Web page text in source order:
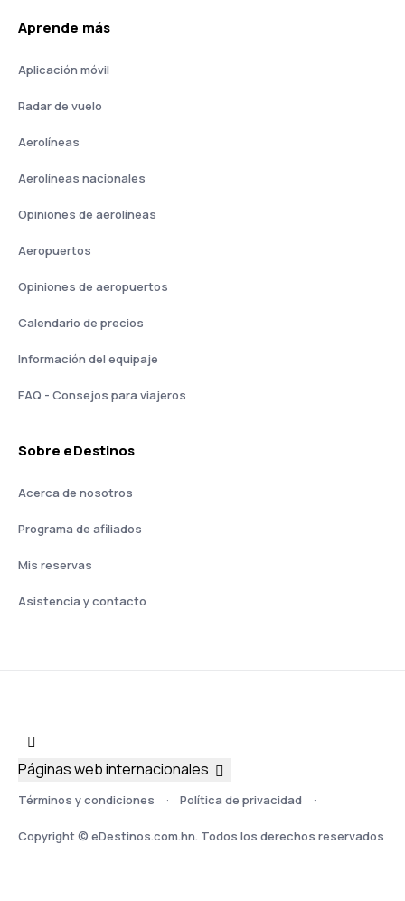
Aprende más
Aplicación móvil
Radar de vuelo
Aerolíneas
Aerolíneas nacionales
Opiniones de aerolíneas
Aeropuertos
Opiniones de aeropuertos
Calendario de precios
Información del equipaje
FAQ - Consejos para viajeros
Sobre eDestinos
Acerca de nosotros
Programa de afiliados
Mis reservas
Asistencia y contacto
Términos y condiciones Política de privacidad
Copyright © eDestinos.com.hn. Todos los derechos reservados
Páginas web internacionales